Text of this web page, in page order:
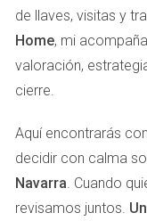
Con tu hogar
de capturar su
Las imágenes son
consejos:
Asegúrate de
Toma fotos
Incluye planos
de llaves, visitas y
Home, mi
valoración,
cierre.
Aquí encontrarás
decidir con calma
Navarra. Cuando
revisamos juntos.